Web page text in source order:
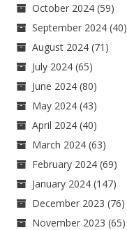
October 2024 (59)
September 2024 (40)
August 2024 (71)
July 2024 (65)
June 2024 (80)
May 2024 (43)
April 2024 (40)
March 2024 (63)
February 2024 (69)
January 2024 (147)
December 2023 (76)
November 2023 (65)